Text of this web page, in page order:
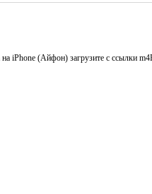
iPhone (Айфон) загрузите с ссылки